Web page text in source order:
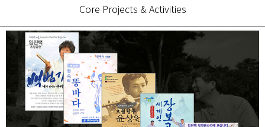
Core Projects & Activities